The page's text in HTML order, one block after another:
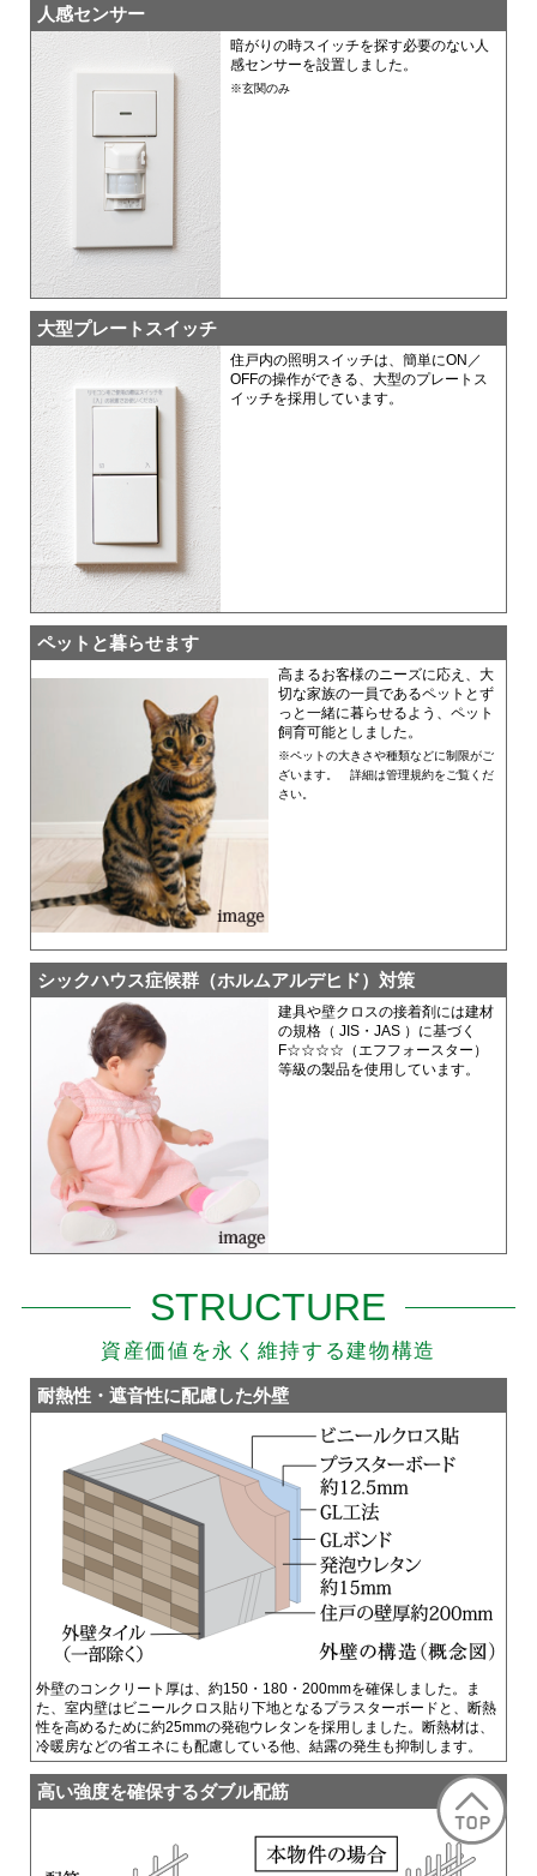
人感センサー
暗がりの時スイッチを探す必要のない人
感センサーを設置しました。
※玄関のみ
大型プレートスイッチ
住戸内の照明スイッチは、簡単にON／
OFFの操作ができる、大型のプレートス
イッチを採用しています。
ペットと暮らせます
高まるお客様のニーズに応え、大
切な家族の一員であるペットとず
っと一緒に暮らせるよう、ペット
飼育可能としました。
※ペットの大きさや種類などに制限がご
ざいます。 詳細は管理規約をご覧くだ
さい。
シックハウス症候群 （ホルムアルデヒド）対策
建具や壁クロスの接着剤には建材
の規格（ JIS・JAS ）に基づく
F☆☆☆☆（エフフォースター）
等級の製品を使用しています。
STRUCTURE
資産価値を永く維持する建物構造
耐熱性・遮音性に配慮した外壁
外壁のコンクリート厚は、約150・180・200mmを確保しました。ま
た、室内壁はビニールクロス貼り下地となるプラスターボードと、断熱
性を高めるために約25mmの発砲ウレタンを採用しました。断熱材は、
冷暖房などの省エネにも配慮している他、結露の発生も抑制します。
高い強度を確保するダブル配筋